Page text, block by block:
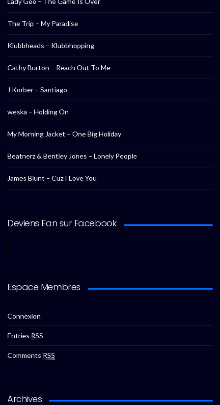
The Trip – My Paradise
Klubbheads – Klubbhopping
Cathy Burton – Reach Out To Me
J Korber – Santiago
weska – Holding On
My Morning Jacket – One Big Holiday
Beatnerz & Bentley Jones – Lonely People
James Blunt – Cuz I Love You
Deviens Fan sur Facebook
Espace Membres
Connexion
Entries RSS
Comments RSS
Archives